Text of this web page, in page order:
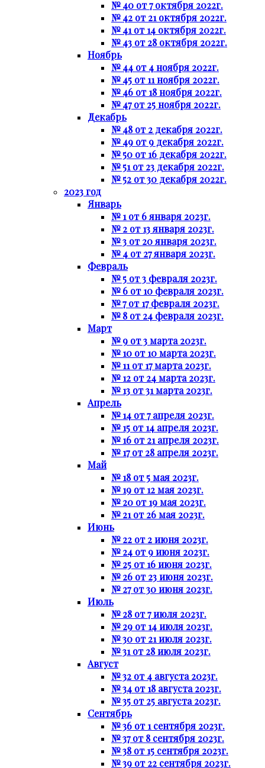
№ 40 от 7 октября 2022г.
№ 42 от 21 октября 2022г.
№ 41 от 14 октября 2022г.
№ 43 от 28 октября 2022г.
Ноябрь
№ 44 от 4 ноября 2022г.
№ 45 от 11 ноября 2022г.
№ 46 от 18 ноября 2022г.
№ 47 от 25 ноября 2022г.
Декабрь
№ 48 от 2 декабря 2022г.
№ 49 от 9 декабря 2022г.
№ 50 от 16 декабря 2022г.
№ 51 от 23 декабря 2022г.
№ 52 от 30 декабря 2022г.
2023 год
Январь
№ 1 от 6 января 2023г.
№ 2 от 13 января 2023г.
№ 3 от 20 января 2023г.
№ 4 от 27 января 2023г.
Февраль
№ 5 от 3 февраля 2023г.
№ 6 от 10 февраля 2023г.
№ 7 от 17 февраля 2023г.
№ 8 от 24 февраля 2023г.
Март
№ 9 от 3 марта 2023г.
№ 10 от 10 марта 2023г.
№ 11 от 17 марта 2023г.
№ 12 от 24 марта 2023г.
№ 13 от 31 марта 2023г.
Апрель
№ 14 от 7 апреля 2023г.
№ 15 от 14 апреля 2023г.
№ 16 от 21 апреля 2023г.
№ 17 от 28 апреля 2023г.
Май
№ 18 от 5 мая 2023г.
№ 19 от 12 мая 2023г.
№ 20 от 19 мая 2023г.
№ 21 от 26 мая 2023г.
Июнь
№ 22 от 2 июня 2023г.
№ 24 от 9 июня 2023г.
№ 25 от 16 июня 2023г.
№ 26 от 23 июня 2023г.
№ 27 от 30 июня 2023г.
Июль
№ 28 от 7 июля 2023г.
№ 29 от 14 июля 2023г.
№ 30 от 21 июля 2023г.
№ 31 от 28 июля 2023г.
Август
№ 32 от 4 августа 2023г.
№ 34 от 18 августа 2023г.
№ 35 от 25 августа 2023г.
Сентябрь
№ 36 от 1 сентября 2023г.
№ 37 от 8 сентября 2023г.
№ 38 от 15 сентября 2023г.
№ 39 от 22 сентября 2023г.